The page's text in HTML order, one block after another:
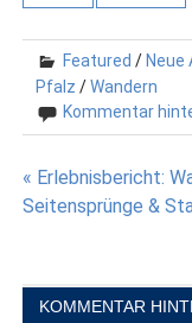
Featured / Neue
Pfalz /Wandern
Kommentar
« Erlebnisbericht:
Seitensprünge &
KOMMENTAR